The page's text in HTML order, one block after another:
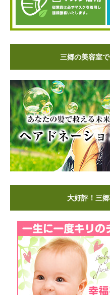
三郷の美容室
大好評！三